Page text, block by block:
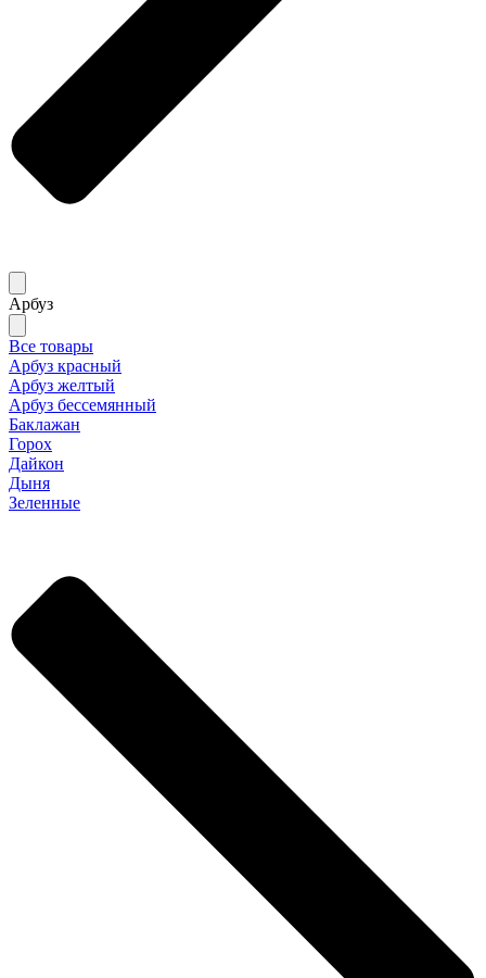
Арбуз
Все товары
Арбуз красный
Арбуз желтый
Арбуз бессемянный
Баклажан
Горох
Дайкон
Дыня
Зеленные